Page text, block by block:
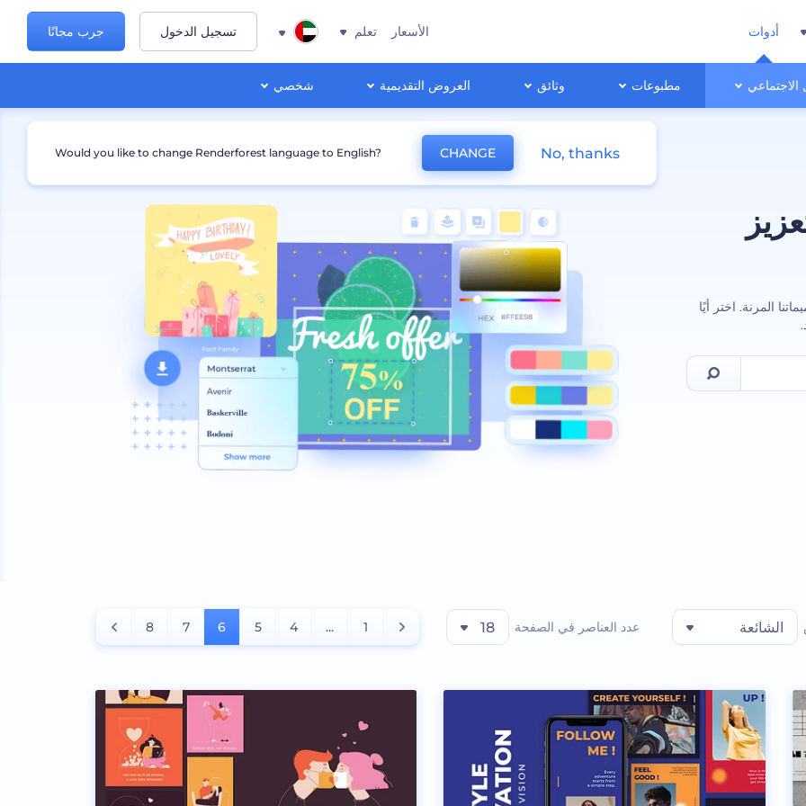
أدوات
مطبوعات وثائق العروض التقديمية شخصي
الأسعار تعلم تسجيل الدخول جرب مجانًا
المرنة. اختر أيًا
الشائعة عدد العناصر في الصفحة 18
1
...
4
5
6
7
8
Would you like to change Renderforest language to English? CHANGE No, thanks